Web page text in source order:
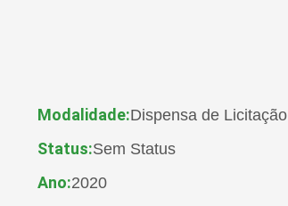
Modalidade:Dispensa de Licitação
Status:Sem Status
Ano:2020